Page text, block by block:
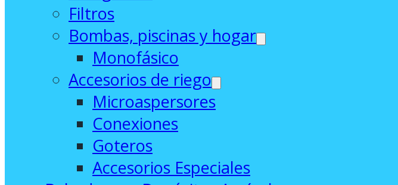
Filtros
Bombas, piscinas y hogar
Monofásico
Accesorios de riego
Microaspersores
Conexiones
Goteros
Accesorios Especiales